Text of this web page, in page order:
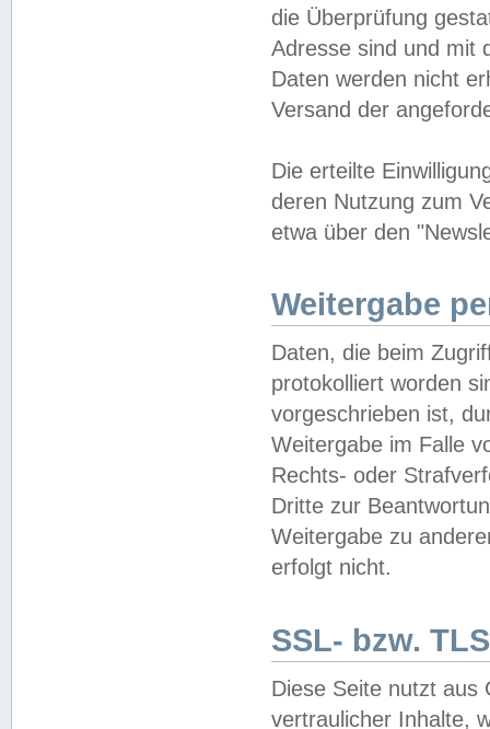
die Überprüfung
Adresse sind und mit
Daten werden nicht
Versand der
Die erteilte
deren Nutzung zum
etwa über den
Weitergabe
Daten, die beim
protokolliert worden
vorgeschrieben ist,
Weitergabe im Falle
Rechts- oder
Dritte zur
Weitergabe zu
erfolgt nicht.
SSL- bzw.
Diese Seite nutzt aus
vertraulicher Inhalte,